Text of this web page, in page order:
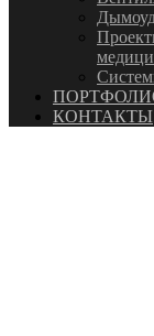
КОНТАКТЫ